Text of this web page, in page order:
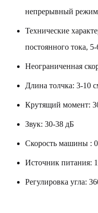
непрерывный
Технические
постоянного тока,
Неограниченная
Длина толчка: 3-10
Крутящий момент:
Звук: 30-38 дБ
Скорость машины :
Источник питания:
Регулировка угла: